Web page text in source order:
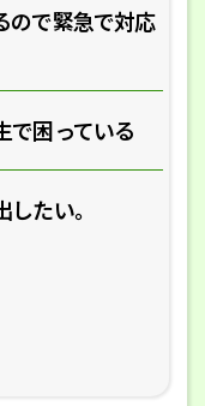
ので緊急で対応
で困っている
したい｡